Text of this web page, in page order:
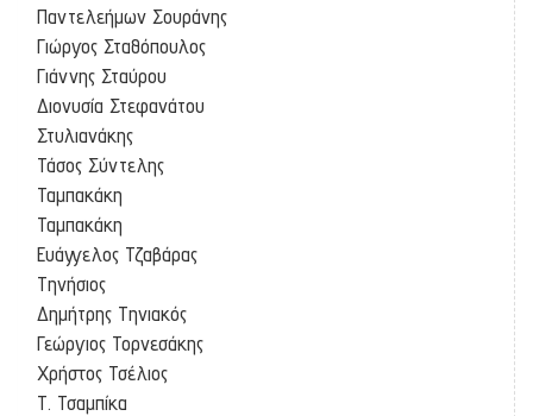
Παντελεήμων Σουράνης
Γιώργος Σταθόπουλος
Γιάννης Σταύρου
Διονυσία Στεφανάτου
Στυλιανάκης
Τάσος Σύντελης
Ταμπακάκη
Ταμπακάκη
Ευάγγελος Τζαβάρας
Τηνήσιος
Δημήτρης Τηνιακός
Γεώργιος Τορνεσάκης
Χρήστος Τσέλιος
Τ. Τσαμπίκα